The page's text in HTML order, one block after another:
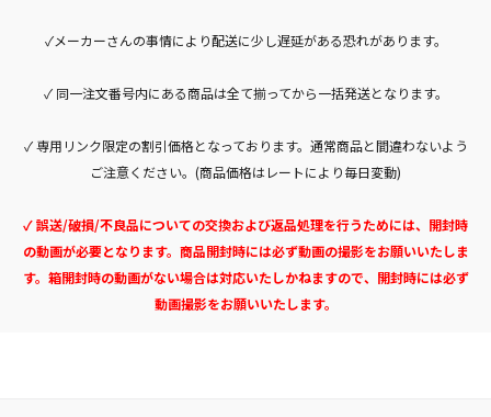
✓メーカーさんの事情により配送に少し遅延がある恐れがあります。
✓ 同一注文番号内にある商品は全て揃ってから一括発送となります。
✓ 専用リンク限定の割引価格となっております。通常商品と間違わないよう
ご注意ください。(商品価格はレートにより毎日変動)
✓ 誤送/破損/不良品についての交換および返品処理を行うためには、開封時
の動画が必要となります。商品開封時には必ず動画の撮影をお願いいたしま
す。箱開封時の動画がない場合は対応いたしかねますので、開封時には必ず
動画撮影をお願いいたします。